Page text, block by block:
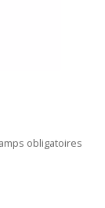
obligatoires